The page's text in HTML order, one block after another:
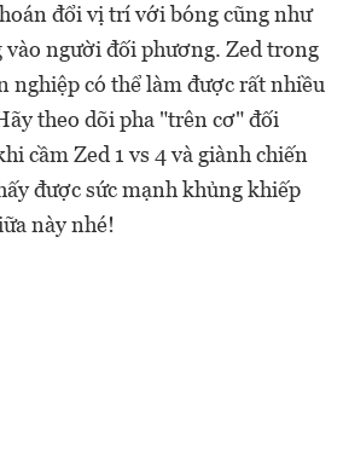
đổi vị trí với bóng cũng như
vào người đối phương. Zed trong
nghiệp có thể làm được rất nhiều
theo dõi pha "trên cơ" đối
cầm Zed 1 vs 4 và giành chiến
được sức mạnh khủng khiếp
này nhé!